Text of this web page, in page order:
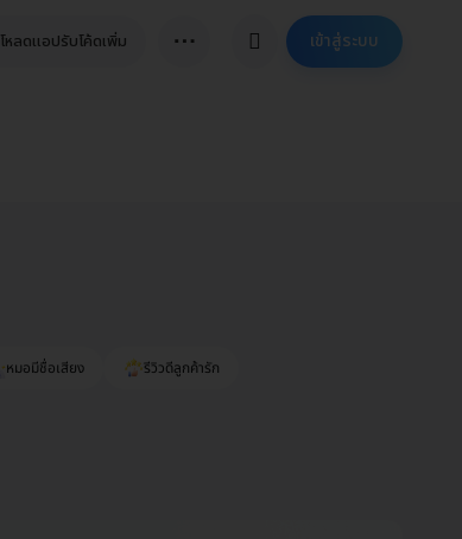
โหลดแอปรับโค้ดเพิ่ม ⋯ เข้าสู่ระบบ
หมอมีชื่อเสียง
รีวิวดีลูกค้ารัก